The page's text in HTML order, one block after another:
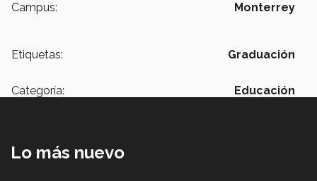
Campus: Monterrey
Etiquetas: Graduación
Categoría: Educación
Lo más nuevo